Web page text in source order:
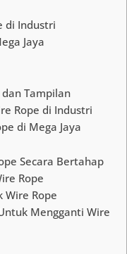
di Industri
Jaya
Tampilan
Rope di Industri
di Mega Jaya
Secara Bertahap
Rope
Wire Rope
Mengganti Wire